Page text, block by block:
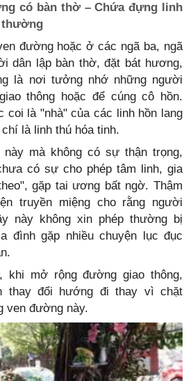
có bàn thờ – Chứa đựng linh
thường
đường hoặc ở các ngã ba, ngã
dân lập bàn thờ, đặt bát hương,
là nơi tưởng nhớ những người
thông hoặc để cúng cô hồn.
coi là "nhà" của các linh hồn lang
là linh thú hóa tinh.
mà không có sự thận trọng,
có sự cho phép tâm linh, gia
gặp tai ương bất ngờ. Thậm
truyền miệng cho rằng người
này không xin phép thường bị
đình gặp nhiều chuyện lục đục
mở rộng đường giao thông,
thay đổi hướng đi thay vì chặt
ven đường này.